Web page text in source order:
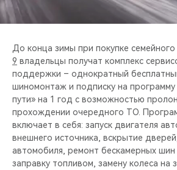
До конца зимы при покупке семейного
9 владельцы получат комплекс
поддержки – однократный
шиномонтаж и подписку на программу
пути» на 1 год с возможностью
прохождении очередного ТО.
включает в себя: запуск двигателя
внешнего источника, вскрытие
автомобиля, ремонт бескамерных шин
заправку топливом, замену колеса на